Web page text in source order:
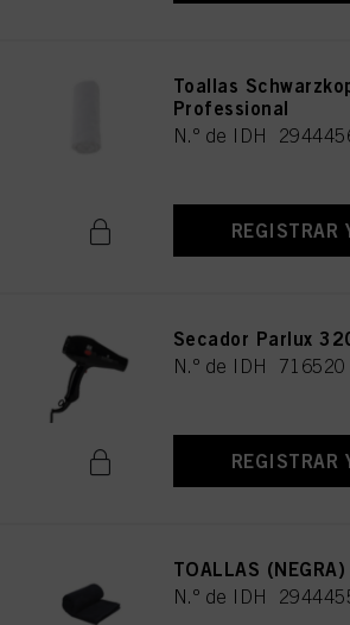
Toallas
Professional
N.º de IDH
REGISTRAR
Secador Parlux
N.º de IDH 716520
REGISTRAR
TOALLAS (NEGRA)
N.º de IDH